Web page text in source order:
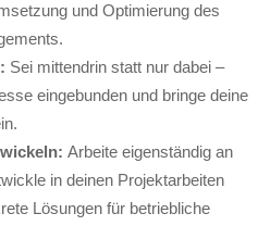
und Optimierung des
Sei mittendrin statt nur dabei –
eingebunden und bringe deine
Arbeite eigenständig an
in deinen Projektarbeiten
Lösungen für betriebliche